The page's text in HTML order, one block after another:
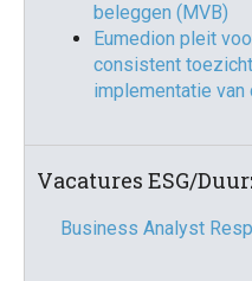
beleggen (MVB)
Eumedion pleit
consistent
implementatie van
Vacatures ESG/
Business Analyst